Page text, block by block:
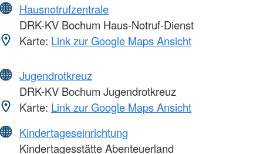
Hausnotrufzentrale
DRK-KV Bochum Haus-Notruf-Dienst
Karte: Link zur Google Maps Ansicht
Jugendrotkreuz
DRK-KV Bochum Jugendrotkreuz
Karte: Link zur Google Maps Ansicht
Kindertageseinrichtung
Kindertagesstätte Abenteuerland